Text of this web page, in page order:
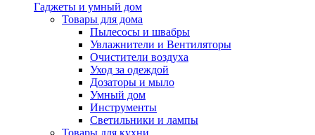
Гаджеты и умный дом
Товары для дома
Пылесосы и швабры
Увлажнители и Вентиляторы
Очистители воздуха
Уход за одеждой
Дозаторы и мыло
Умный дом
Инструменты
Светильники и лампы
Товары для кухни